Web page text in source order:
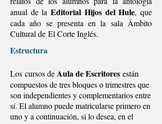
anual de laEditorial Hijos del Hule, que
cada año se presenta en la sala Ámbito
Cultural de El Corte Inglés.
Estructura
Los cursos deAula de Escritores están
compuestos de tres bloques o trimestres que
son independientes y complementarios entre
sí. El alumno puede matricularse primero en
uno y a continuación, si lo desea, en el